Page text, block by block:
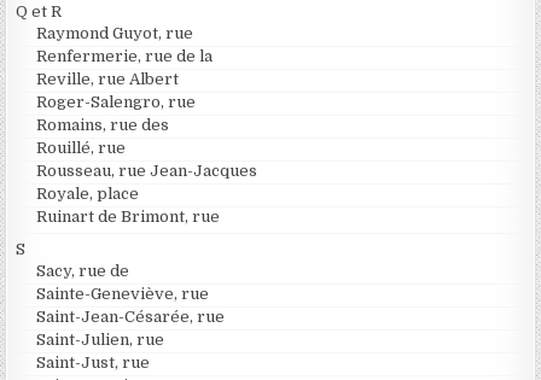
Q et R
Raymond Guyot, rue
Renfermerie, rue de la
Reville, rue Albert
Roger-Salengro, rue
Romains, rue des
Rouillé, rue
Rousseau, rue Jean-Jacques
Royale, place
Ruinart de Brimont, rue
S
Sacy, rue de
Sainte-Geneviève, rue
Saint-Jean-Césarée, rue
Saint-Julien, rue
Saint-Just, rue